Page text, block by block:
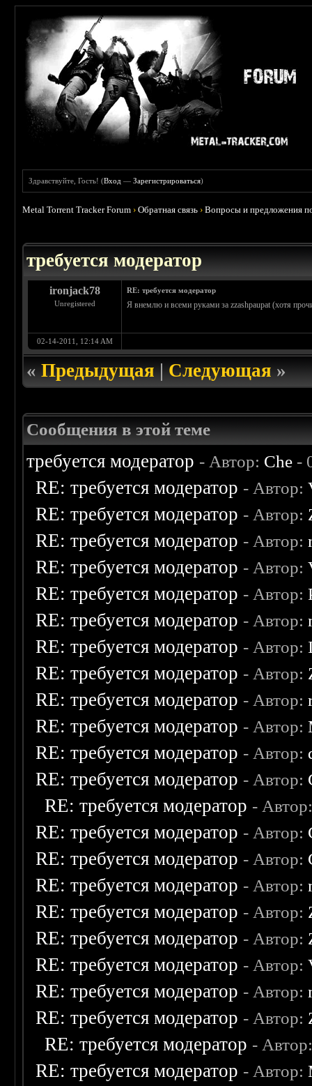
Здравствуйте, Гость! (Вход —Зарегистрироваться)
Metal Torrent Tracker Forum ›Обратная связь ›Вопросы и предложения
требуется модератор
ironjack78
Unregistered
RE: требуется модератор
Я внемлю и всеми руками за zzashpaupat (хотя
02-14-2011, 12:14 AM
«Предыдущая|Следующая»
Сообщения в этой теме
требуется модератор - Автор: Che -
RE: требуется модератор - Автор:
RE: требуется модератор - Автор:
RE: требуется модератор - Автор:
RE: требуется модератор - Автор:
RE: требуется модератор - Автор:
RE: требуется модератор - Автор:
RE: требуется модератор - Автор:
RE: требуется модератор - Автор:
RE: требуется модератор - Автор:
RE: требуется модератор - Автор:
RE: требуется модератор - Автор:
RE: требуется модератор - Автор:
RE: требуется модератор -
RE: требуется модератор - Автор:
RE: требуется модератор - Автор:
RE: требуется модератор - Автор:
RE: требуется модератор - Автор:
RE: требуется модератор - Автор:
RE: требуется модератор - Автор:
RE: требуется модератор - Автор:
RE: требуется модератор - Автор:
RE: требуется модератор -
RE: требуется модератор - Автор: